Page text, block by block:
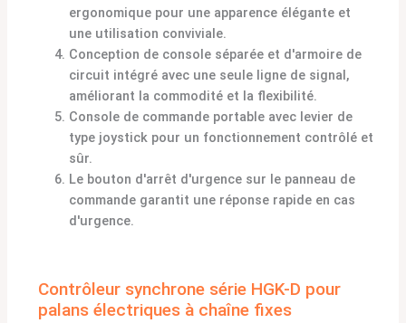
ergonomique pour une apparence élégante et
une utilisation conviviale.
Conception de console séparée et d'armoire de
circuit intégré avec une seule ligne de signal,
améliorant la commodité et la flexibilité.
Console de commande portable avec levier de
type joystick pour un fonctionnement contrôlé et
sûr.
Le bouton d'arrêt d'urgence sur le panneau de
commande garantit une réponse rapide en cas
d'urgence.
Contrôleur synchrone série HGK-D pour
palans électriques à chaîne fixes